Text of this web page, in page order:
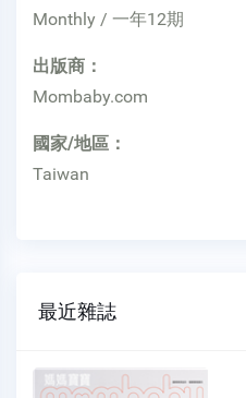
Monthly / 一年12期
出版商：
Mombaby.com
國家/地區：
Taiwan
最近雜誌